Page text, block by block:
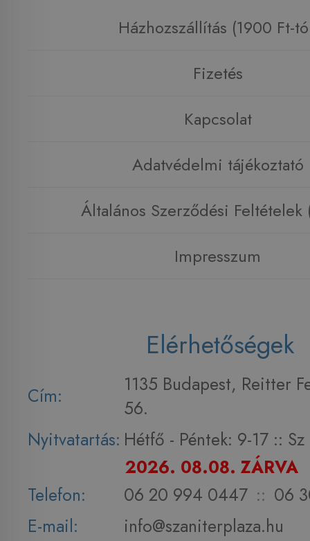
Házhozszállítás (1900 Ft-
Fizetés
Kapcsolat
Adatvédelmi tájékoztató
Általános Szerződési Feltételek
Impresszum
Elérhetőségek
Cím:
1135 Budapest, Reitter
56.
Nyitvatartás: Hétfő - Péntek: 9-17 :: Sz
2026. 08.08. ZÁRVA
Telefon:
06 20 994 0447 :: 06
E-mail:
info@szaniterplaza.hu